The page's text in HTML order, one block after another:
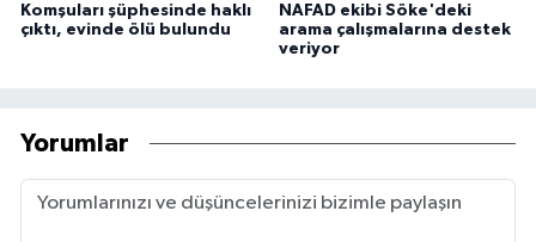
Komşuları şüphesinde haklı
çıktı, evinde ölü bulundu
NAFAD ekibi Söke'deki
arama çalışmalarına destek
veriyor
Yorumlar